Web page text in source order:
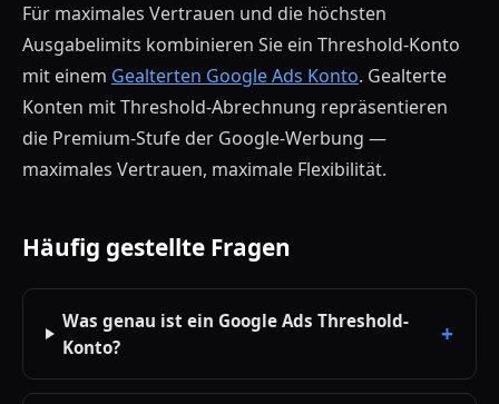
Für maximales Vertrauen und die höchsten
Ausgabelimits kombinieren Sie ein Threshold-Konto
mit einem Gealterten Google Ads Konto. Gealterte
Konten mit Threshold-Abrechnung repräsentieren
die Premium-Stufe der Google-Werbung —
maximales Vertrauen, maximale Flexibilität.
Häufig gestellte Fragen
Was genau ist ein Google Ads Threshold-
Konto?